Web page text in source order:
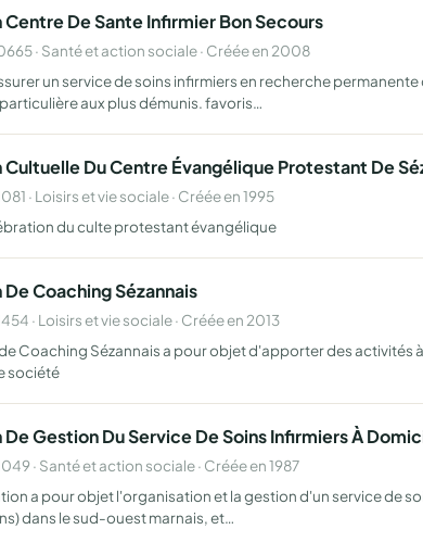
De Sante Infirmier Bon Secours
· Santé et action sociale · Créée en 2008
un service de soins infirmiers en recherche
aux plus démunis. favoris…
Du Centre Évangélique Protestant De
· Loisirs et vie sociale · Créée en 1995
du culte protestant évangélique
Coaching Sézannais
· Loisirs et vie sociale · Créée en 2013
Coaching Sézannais a pour objet d'apporter des activités
société
Gestion Du Service De Soins Infirmiers À
· Santé et action sociale · Créée en 1987
a pour objet l'organisation et la gestion d'un service de
dans le sud-ouest marnais, et…